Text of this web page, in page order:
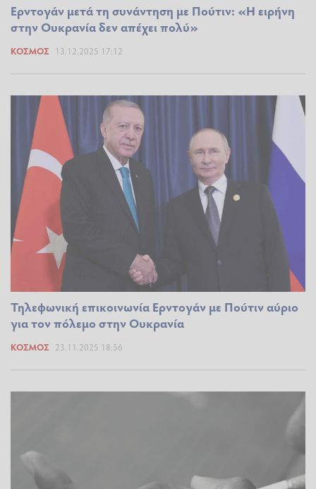
Ερντογάν μετά τη συνάντηση με Πούτιν: «Η ειρήνη
στην Ουκρανία δεν απέχει πολύ»
ΚΌΣΜΟΣ 13.12.2025 17:12
Τηλεφωνική επικοινωνία Ερντογάν με Πούτιν αύριο
για τον πόλεμο στην Ουκρανία
ΚΌΣΜΟΣ 23.11.2025 18:56